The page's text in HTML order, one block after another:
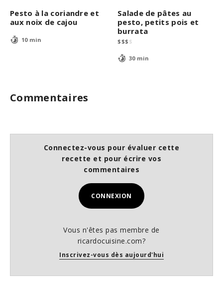
Pesto à la coriandre et
aux noix de cajou
10 min
Salade de pâtes au
pesto, petits pois et
burrata
$$$ $
30 min
Commentaires
Connectez-vous pour évaluer cette
recette et pour écrire vos
commentaires
CONNEXION
Vous n'êtes pas membre de
ricardocuisine.com?
Inscrivez-vous dès aujourd'hui